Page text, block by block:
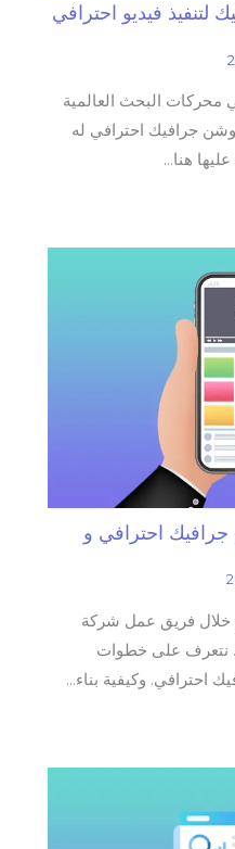
فيديو احترافي
محركات البحث العالمية
جرافيك احترافي له
هنا…
احترافي و
خلال فريق عمل شركة
نتعرف على خطوات
احترافي. وكيفية بناء…